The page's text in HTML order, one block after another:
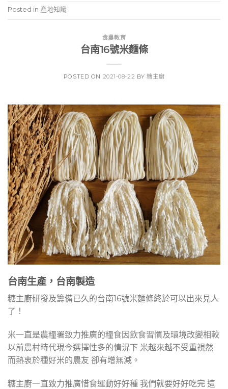
Posted in 產地知識
食農教育
台南16號米麵條
POSTED ON 2021-08-22 BY糖主廚
台南生產，台南製造
糖主廚研發及籌備已久的台南16號米麵條終於可以出來見人
了！
米一直是農糧署致力推廣的糧食因飲食習慣及環境改變相較
以前農村時代現今選擇性多的情況下 米越來越不受重視然
而熱衷於種好米的農友 卻有增無減。
糖主廚一直致力推廣惜食運動好好種 我們就要好好吃完 這